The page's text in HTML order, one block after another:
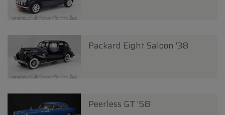
Packard Eight Saloon '38
Peerless GT '58